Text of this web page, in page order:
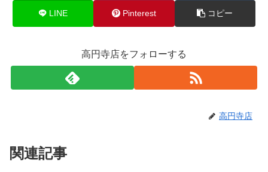
LINE Pinterest コピー
高円寺店をフォローする
高円寺店
関連記事